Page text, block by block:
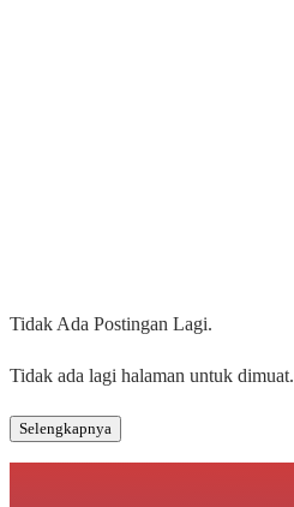
Tidak Ada Postingan Lagi.
Tidak ada lagi halaman untuk dimuat.
Selengkapnya